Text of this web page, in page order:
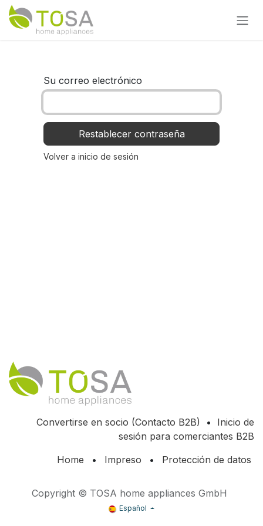
Ir al contenido
Su correo electrónico
Restablecer contraseña
Volver a inicio de sesión
Convertirse en socio (Contacto B2B) • Inicio de
sesión para comerciantes B2B
Home
• Impreso • Protección de datos
Copyright © TOSA home appliances GmbH
Español